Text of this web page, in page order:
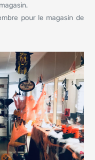
pour le magasin de